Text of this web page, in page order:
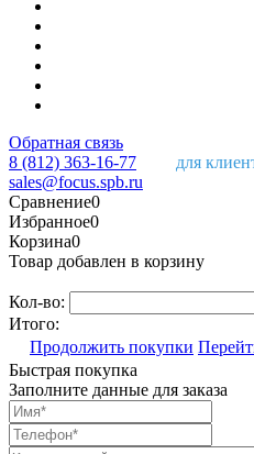
Обратная связь
8 (812) 363-16-77
для
sales@focus.spb.ru
Сравнение0
Избранное0
Корзина0
Товар добавлен в корзину
Кол-во:
Итого:
Продолжить покупки
Быстрая покупка
Заполните данные для заказа